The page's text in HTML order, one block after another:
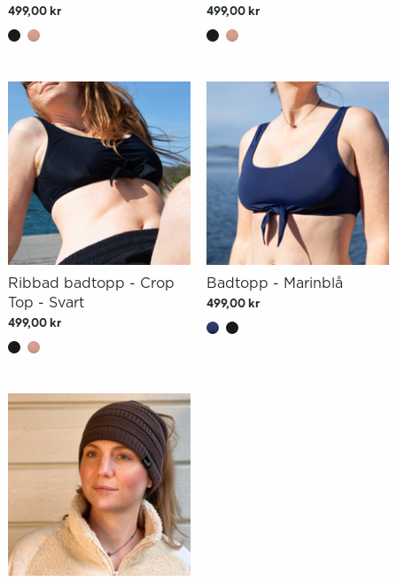
499,00 kr 499,00 kr
Ribbad badtopp - Crop
Top - Svart
499,00 kr
Badtopp - Marinblå
499,00 kr